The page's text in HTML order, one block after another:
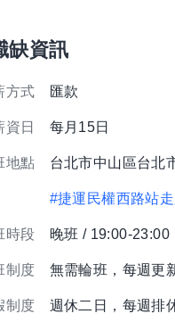
缺資訊
方式 匯款
資日 每月15日
地點 台北市中山區台北
#捷運民權西路站
時段 晚班 / 19:00-23:00
制度 無需輪班，每週更
制度 週休二日，每週排